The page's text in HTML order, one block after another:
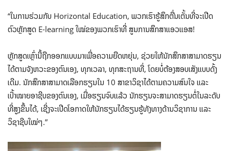
“ໃນການຮ່ວມກັບ Horizontal Education, ພວກເຮົາຮູ້ສຶກຕື່ນເຕັ້ນທີ່ຈະເປີດ
ຕົວຫຼັກສູດ E-learning ໃໝ່ຂອງພວກເຮົາທີ່ ສູນການສຶກສາແອວແອສ!
ຫຼັກສູດເຫຼົ່ານີ້ຖືກອອກແບບມາເພື່ອຄວາມຍືດຫຍຸ່ນ, ຊ່ວຍໃຫ້ນັກສຶກສາສາມາດຮຽນ
ໄດ້ຕາມຈັງຫວະຂອງຕົນເອງ, ທຸກເວລາ, ທຸກສະຖານທີ່, ໂດຍບໍ່ຕ້ອງສອບເສັງແບບດັ້ງ
ເດີມ. ນັກສຶກສາສາມາດເລືອກຮຽນໃນ 10 ສາຂາວິຊາໄດ້ຕາມຄວາມສົນໃຈ ແລະ
ເປົ້າໝາຍອາຊີບຂອງຕົນເອງ, ເມື່ອຮຽນຈົບແລ້ວ ນັກຮຽນຈະສາມາດຮຽນຕໍ່ໃນລະດັບ
ທີ່ສູງຂຶ້ນໄດ້, ເຊີ່ງຈະເປີດໂອກາດໃຫ້ນັກຮຽນໄດ້ຮຽນຮູ້ທັງທາງດ້ານວິຊາການ ແລະ
ວິຊາຊີບໃໝ່ໆ.”